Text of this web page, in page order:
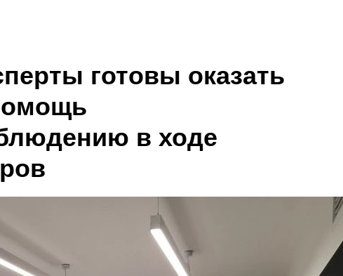
готовы оказать
в ходе